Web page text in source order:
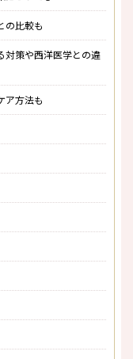
の比較も
対策や西洋医学との違
ア方法も